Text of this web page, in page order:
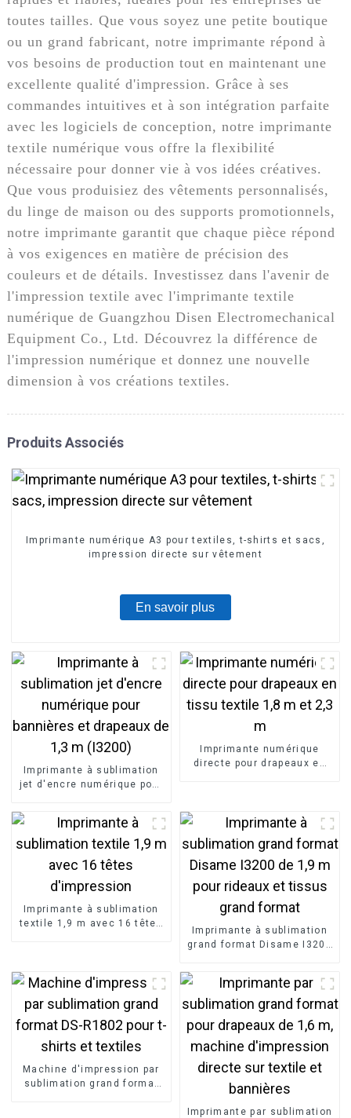
toutes tailles. Que vous soyez une petite boutique
ou un grand fabricant, notre imprimante répond à
vos besoins de production tout en maintenant une
excellente qualité d'impression. Grâce à ses
commandes intuitives et à son intégration parfaite
avec les logiciels de conception, notre imprimante
textile numérique vous offre la flexibilité
nécessaire pour donner vie à vos idées créatives.
Que vous produisiez des vêtements personnalisés,
du linge de maison ou des supports promotionnels,
notre imprimante garantit que chaque pièce répond
à vos exigences en matière de précision des
couleurs et de détails. Investissez dans l'avenir de
l'impression textile avec l'imprimante textile
numérique de Guangzhou Disen Electromechanical
Equipment Co., Ltd. Découvrez la différence de
l'impression numérique et donnez une nouvelle
dimension à vos créations textiles.
Produits Associés
Imprimante numérique A3 pour textiles, t-shirts et sacs,
impression directe sur vêtement
En savoir plus
Imprimante à sublimation
jet d'encre numérique pour
Imprimante numérique
directe pour drapeaux en
Imprimante à sublimation
textile 1,9 m avec 16 têtes
Imprimante à sublimation
grand format Disame I3200
Machine d'impression par
sublimation grand format
Imprimante par sublimation